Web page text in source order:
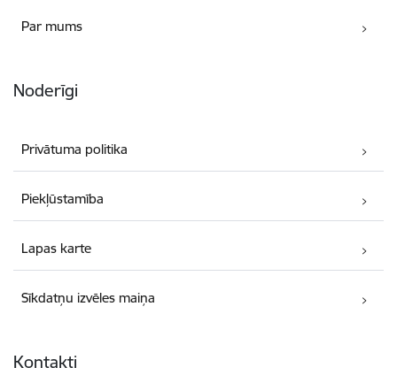
Par mums
Noderīgi
Privātuma politika
Piekļūstamība
Lapas karte
Sīkdatņu izvēles maiņa
Kontakti